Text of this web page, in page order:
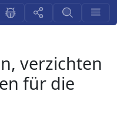
verzichten
für die